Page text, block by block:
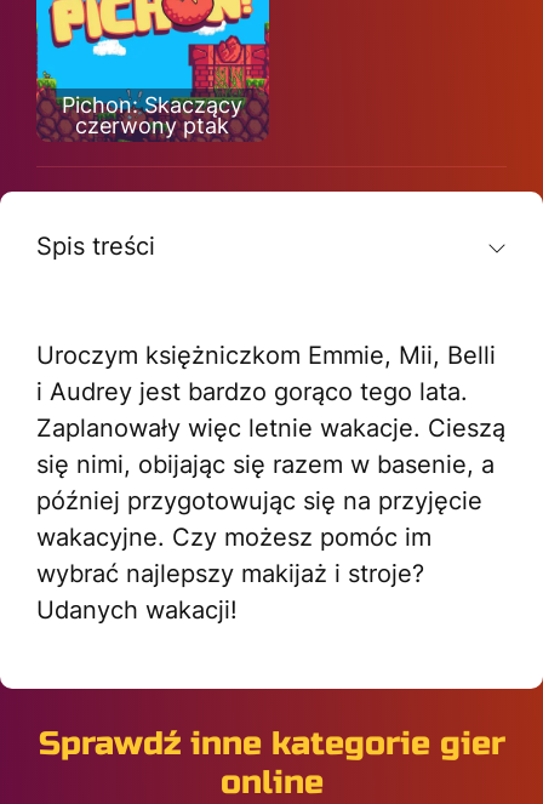
Pichon: Skaczący
czerwony ptak
Spis treści
Uroczym księżniczkom Emmie, ​​Mii, Belli
i Audrey jest bardzo gorąco tego lata.
Zaplanowały więc letnie wakacje. Cieszą
się nimi, obijając się razem w basenie, a
później przygotowując się na przyjęcie
wakacyjne. Czy możesz pomóc im
wybrać najlepszy makijaż i stroje?
Udanych wakacji!
Sprawdź inne kategorie gier
online